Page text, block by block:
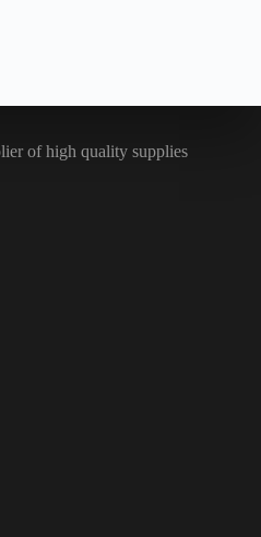
of high quality supplies